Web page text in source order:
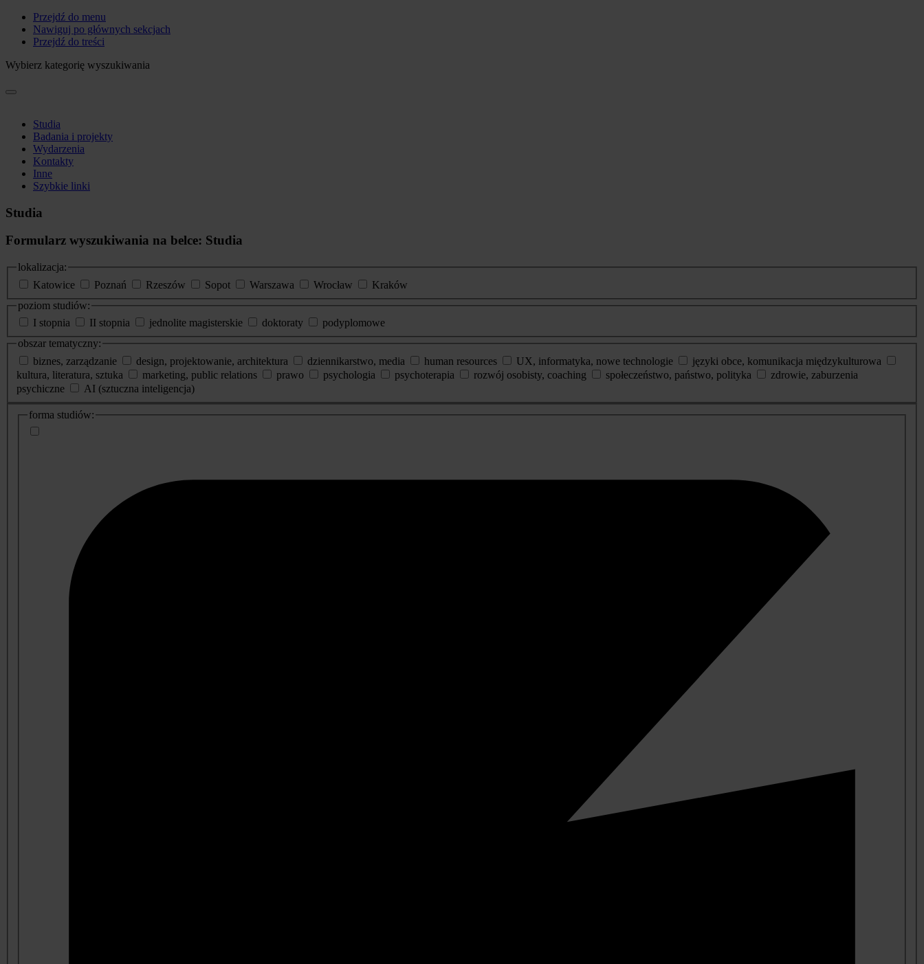
Przejdź do menu
Nawiguj po głównych sekcjach
Przejdź do treści
Wybierz kategorię wyszukiwania
Studia
Badania i projekty
Wydarzenia
Kontakty
Inne
Szybkie linki
Studia
Formularz wyszukiwania na belce: Studia
lokalizacja:
Katowice
Poznań Rzeszów Sopot Warszawa Wrocław
Kraków
poziom studiów:
I stopnia
II stopnia jednolite magisterskie doktoraty
podyplomowe
obszar tematyczny:
biznes, zarządzanie
design, projektowanie, architektura dziennikarstwo, media human resources UX, informatyka, nowe technologie
języki obce, komunikacja międzykulturowa
kultura, literatura, sztuka
marketing, public relations prawo psychologia psychoterapia rozwój osobisty, coaching społeczeństwo, państwo, polityka
zdrowie, zaburzenia
psychiczne
AI (sztuczna inteligencja)
dodatkowe
informacje
forma studiów: